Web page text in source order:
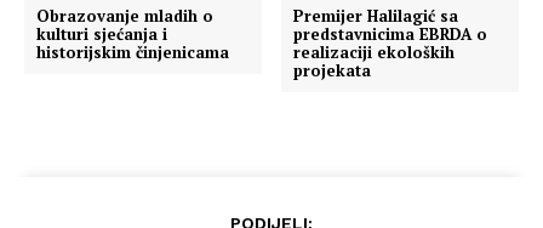
Obrazovanje mladih o
kulturi sjećanja i
historijskim činjenicama
Premijer Halilagić sa
predstavnicima EBRDA o
realizaciji ekoloških
projekata
PODIJELI: